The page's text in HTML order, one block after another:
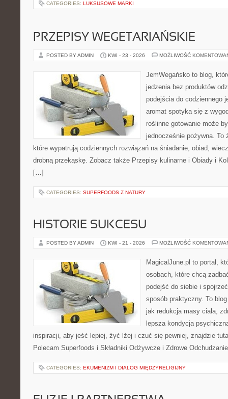
CATEGORIES: LUKSUSOWE MARKI
PRZEPISY WEGETARIAŃSKIE
POSTED BY ADMIN KWI - 23 - 2026 MOŻLIWOŚĆ
JemWegańsko to blog,
jedzenia bez produktów
podejścia do codziennego
aromat spotyka się z
roślinne gotowanie może
jednocześnie pożywna. To
które wypatrują codziennych rozwiązań na śniadanie, obiad,
drobną przekąskę. Zobacz także Przepisy kulinarne i Obiady i
[…]
CATEGORIES: SUPERFOODS Z NATURY
HISTORIE SUKCESU
POSTED BY ADMIN KWI - 21 - 2026 MOŻLIWOŚĆ
MagicalJune.pl to portal,
osobach, które chcą
podejść do siebie i
sposób praktyczny. To
jak redukcja masy ciała,
lepsza kondycja
inspiracji, aby jeść lepiej, żyć lżej i czuć się pewniej, znajdzie
Polecam Superfoods i Składniki Odżywcze i Zdrowe
CATEGORIES: EKUMENIZM I DIALOG MIĘDZYRELIGIJNY